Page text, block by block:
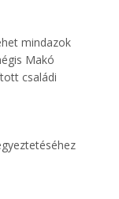
mindazok
Makó
családi